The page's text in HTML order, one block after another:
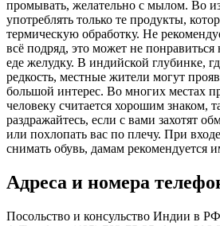
промывать, желательно с мылом. Во
употреблять только те продукты,
термическую обработку. Не
всё подряд, это может не
еде желудку. В индийской глубинке,
редкость, местные жители могут
большой интерес. Во многих местах
человеку считается хорошим знаком,
раздражайтесь, если с вами захотят
или похлопать вас по плечу. При
снимать обувь, дамам рекомендуется
Адреса и номера
Посольство и консульство Индии в